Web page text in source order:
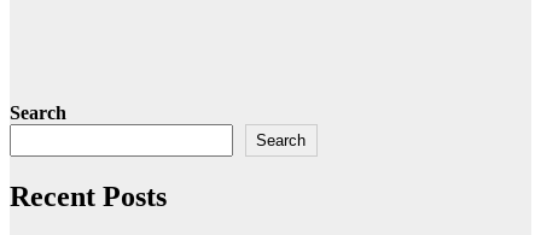
Search
Search
Recent Posts